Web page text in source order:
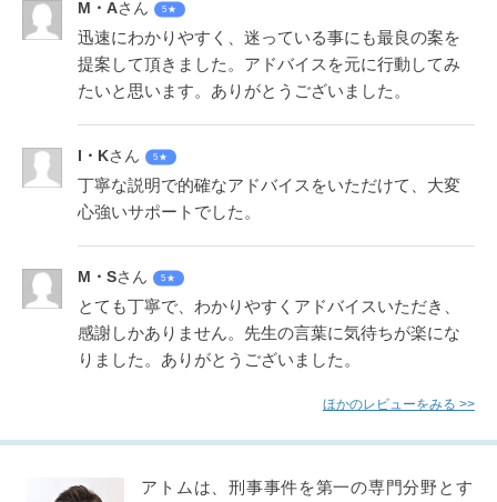
M・Aさん 5★
迅速にわかりやすく、迷っている事にも最良の案を
提案して頂きました。アドバイスを元に行動してみ
たいと思います。ありがとうございました。
I・Kさん 5★
丁寧な説明で的確なアドバイスをいただけて、大変
心強いサポートでした。
M・Sさん 5★
とても丁寧で、わかりやすくアドバイスいただき、
感謝しかありません。先生の言葉に気待ちが楽にな
りました。ありがとうございました。
ほかのレビューをみる >>
アトムは、刑事事件を第一の専門分野とす